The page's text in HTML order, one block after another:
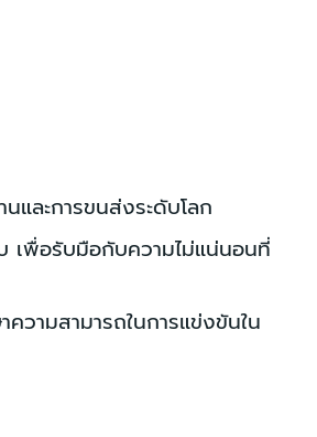
ละการขนส่งระดับโลก
เพื่อรับมือกับความไม่แน่นอนที่
วามสามารถในการแข่งขันใน